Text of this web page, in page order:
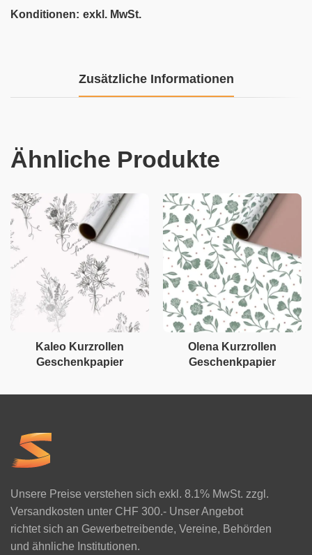
Konditionen: exkl. MwSt.
Zusätzliche Informationen
Ähnliche Produkte
Kaleo Kurzrollen
Geschenkpapier
Olena Kurzrollen
Geschenkpapier
Unsere Preise verstehen sich exkl. 8.1% MwSt. zzgl.
Versandkosten unter CHF 300.- Unser Angebot
richtet sich an Gewerbetreibende, Vereine, Behörden
und ähnliche Institutionen.